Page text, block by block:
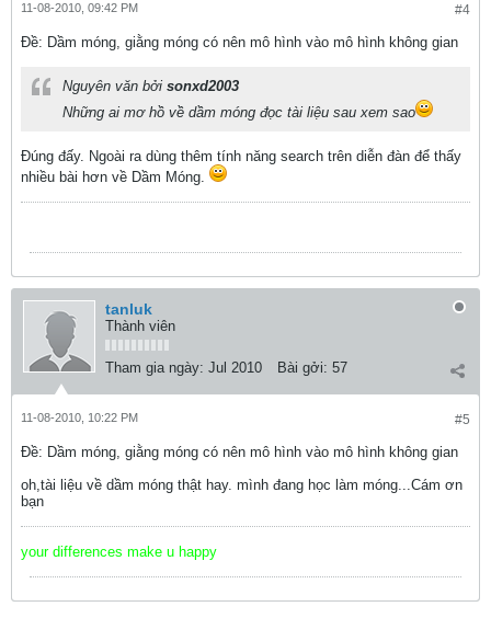
#4
11-08-2010, 09:42 PM
Ðề: Dầm móng, giằng móng có nên mô hình vào mô hình không gian
Nguyên văn bởi sonxd2003
Những ai mơ hồ về dầm móng đọc tài liệu sau xem sao
Đúng đấy. Ngoài ra dùng thêm tính năng search trên diễn đàn để thấy
nhiều bài hơn về Dầm Móng.
tanluk
Thành viên
Tham gia ngày: Jul 2010 Bài gởi: 57
#5
11-08-2010, 10:22 PM
Ðề: Dầm móng, giằng móng có nên mô hình vào mô hình không gian
oh,tài liệu về dầm móng thật hay. mình đang học làm móng...Cám ơn
bạn
your differences make u happy